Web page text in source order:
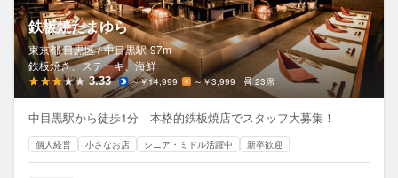
鉄板焼たまゆら
東京都 目黒区 / 中目黒駅 97m
鉄板焼き、ステーキ、海鮮
3.33 ～￥14,999 ～￥3,999 23席
中目黒駅から徒歩1分 本格的鉄板焼店でスタッフ大募集！
個人経営 小さなお店 シニア・ミドル活躍中 新卒歓迎